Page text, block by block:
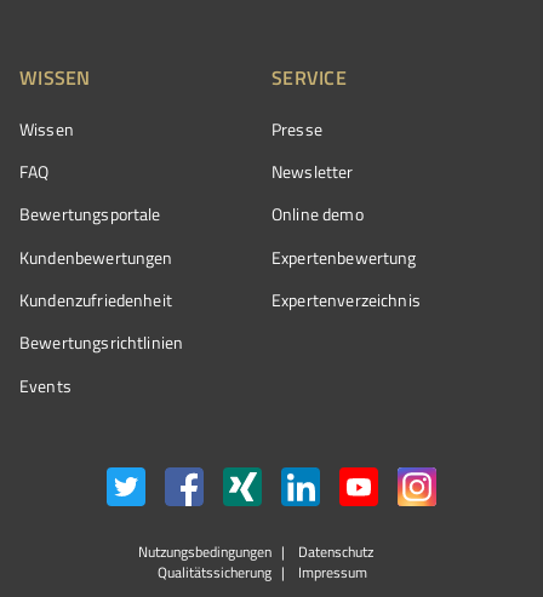
WISSEN
Wissen
FAQ
Bewertungsportale
Kundenbewertungen
Kundenzufriedenheit
Bewertungs­richtlinien
Events
SERVICE
Presse
Newsletter
Online demo
Expertenbewertung
Expertenverzeichnis
Nutzungsbedingungen
Datenschutz
Qualitätssicherung
Impressum